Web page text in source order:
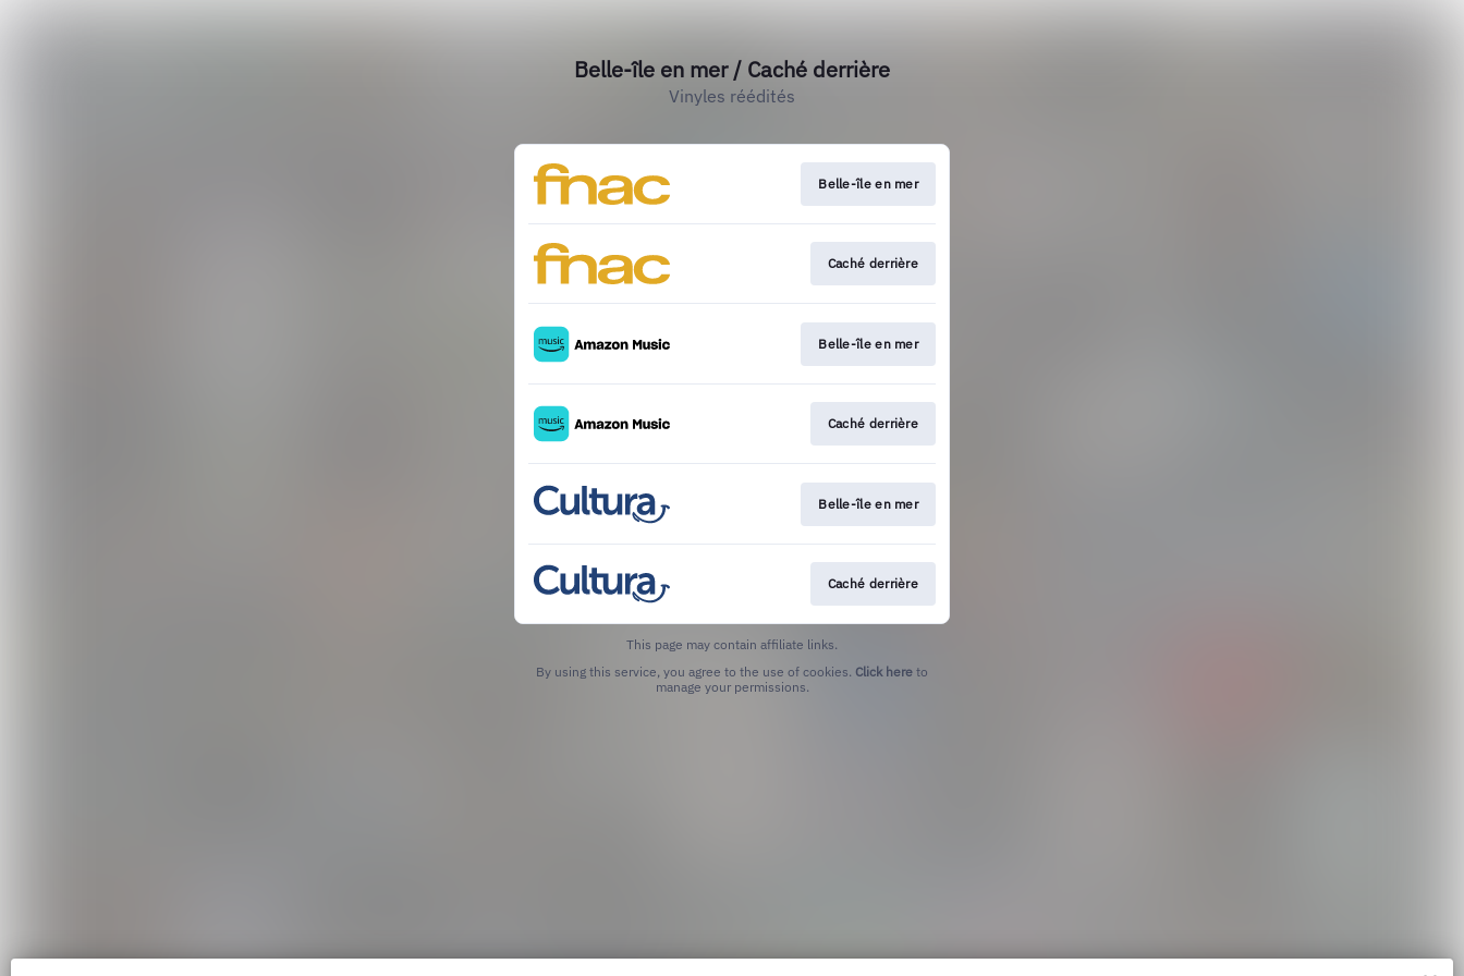
Belle-île en mer / Caché derrière
Vinyles réédités
Belle-île en mer
Caché derrière
Belle-île en mer
Caché derrière
Belle-île en mer
Caché derrière
This page may contain affiliate links.
By using this service, you agree to the use of cookies. Click here to
manage your permissions.